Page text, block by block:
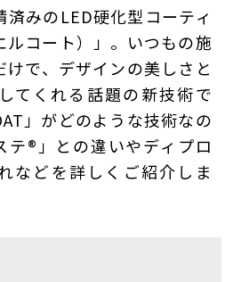
みのLED硬化型コーティ
ルコート）」。いつもの施
で、デザインの美しさと
てくれる話題の新技術で
」がどのような技術なの
テ®」との違いやディプロ
などを詳しくご紹介しま